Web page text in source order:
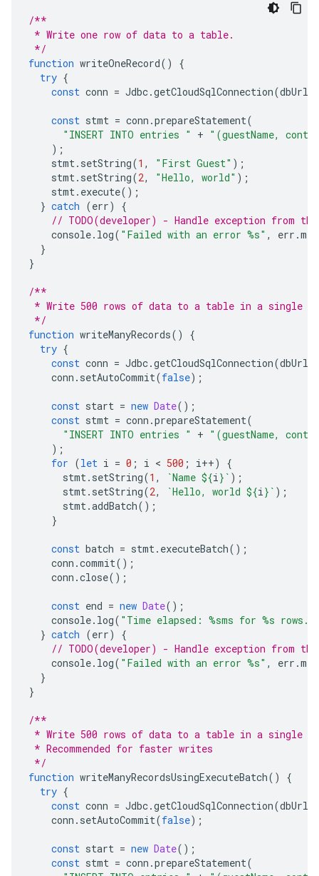
/**
* Write one row of data to a table.
*/
function writeOneRecord()
{
try {
const conn = Jdbc.getCloudSqlConnection(dbUrl
const stmt = conn .prepareStatement(
"INSERT INTO entries "
+ "(guestName,
);
stmt. setString(1 , "First Guest" );
stmt. setString(2, "Hello, world" );
stmt. execute();
} catch (err)
{
// TODO(developer) - Handle exception from
console. log( "Failed with an error %s" , err .
}
}
/**
* Write 500 rows of data to a table in a single
*/
function writeManyRecords()
{
try {
const conn = Jdbc.getCloudSqlConnection(dbUrl
conn . setAutoCommit(false);
const start = new Date();
const stmt = conn .prepareStatement(
"INSERT INTO entries "
+ "(guestName,
);
for (let i = 0 ; i < 500 ; i++)
{
stmt. setString(1 , `Name ${i} ` );
stmt. setString(2, `Hello, world ${i} ` );
stmt.addBatch();
}
const batch = stmt. executeBatch();
conn .commit();
conn .close();
const end = new Date();
console. log( "Time elapsed: %sms for %s rows."
} catch (err)
{
// TODO(developer) - Handle exception from
console. log( "Failed with an error %s" , err .
}
}
/**
* Write 500 rows of data to a table in a single
* Recommended for faster writes
*/
function writeManyRecordsUsingExecuteBatch()
{
try {
const conn = Jdbc.getCloudSqlConnection(dbUrl
conn . setAutoCommit(false);
const start = new Date();
const stmt = conn .prepareStatement(